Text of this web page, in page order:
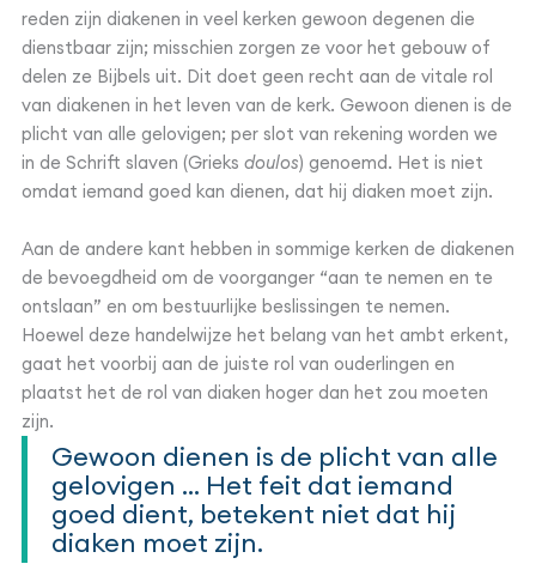
reden zijn diakenen in veel kerken gewoon degenen die
dienstbaar zijn; misschien zorgen ze voor het gebouw of
delen ze Bijbels uit. Dit doet geen recht aan de vitale rol
van diakenen in het leven van de kerk. Gewoon dienen is de
plicht van alle gelovigen; per slot van rekening worden we
in de Schrift slaven (Grieks doulos) genoemd. Het is niet
omdat iemand goed kan dienen, dat hij diaken moet zijn.
Aan de andere kant hebben in sommige kerken de diakenen
de bevoegdheid om de voorganger “aan te nemen en te
ontslaan” en om bestuurlijke beslissingen te nemen.
Hoewel deze handelwijze het belang van het ambt erkent,
gaat het voorbij aan de juiste rol van ouderlingen en
plaatst het de rol van diaken hoger dan het zou moeten
zijn.
Gewoon dienen is de plicht van alle
gelovigen … Het feit dat iemand
goed dient, betekent niet dat hij
diaken moet zijn.